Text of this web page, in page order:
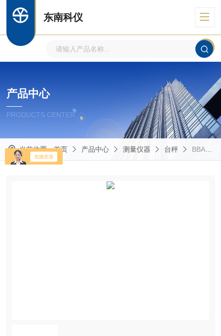
东南科仪
产品中心
PRODUCTS CENTER
当前位置：首页 产品中心 测量仪器 台秤 BBA211系列梅特勒托利多 台秤